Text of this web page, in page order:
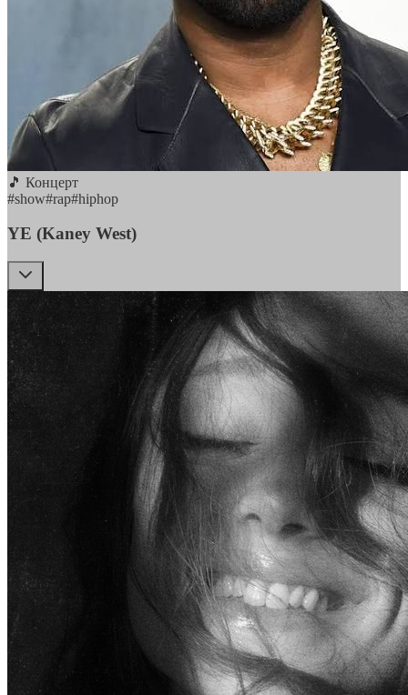
🎵 Концерт
#show#rap#hiphop
YE (Kaney West)